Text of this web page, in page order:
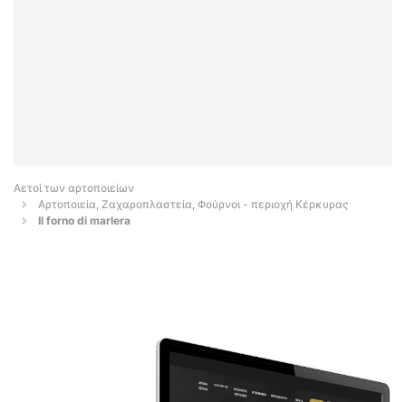
Αετοί των αρτοποιείων
Αρτοποιεία, Ζαχαροπλαστεία, Φούρνοι - περιοχή Κέρκυρας
Il forno di marlera